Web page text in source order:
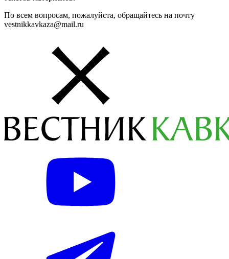
По всем вопросам, пожалуйста, обращайтесь на почту
vestnikkavkaza@mail.ru